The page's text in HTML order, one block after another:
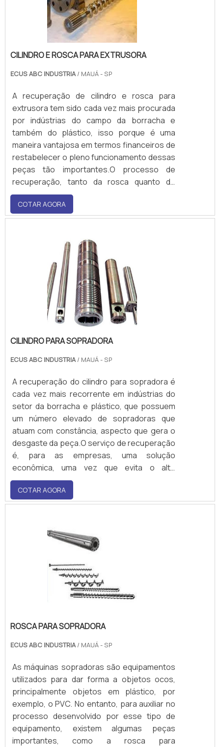
CILINDRO E ROSCA PARA EXTRUSORA
ECUS ABC INDUSTRIA/ MAUÁ - SP
A recuperação de cilindro e rosca para
extrusora tem sido cada vez mais procurada
por indústrias do campo da borracha e
também do plástico, isso porque é uma
maneira vantajosa em termos financeiros de
restabelecer o pleno funcionamento dessas
peças tão importantes.O processo de
recuperação, tanto da rosca quanto do
cilindro, é extremamente seguro, pois é feito
com alto rigor técnico, no qual são analisados
os parâmetros de geometria para que os
para o maquinári.
COTAR AGORA
CILINDRO PARA SOPRADORA
ECUS ABC INDUSTRIA/ MAUÁ - SP
A recuperação do cilindro para sopradora é
cada vez mais recorrente em indústrias do
setor da borracha e plástico, que possuem
um número elevado de sopradoras que
atuam com constância, aspecto que gera o
desgaste da peça.O serviço de recuperação
é, para as empresas, uma solução
econômica, uma vez que evita o alto
investimento em um novo cilindro, resultando
em uma economia substancial, devido à
quantidade de equipamentos.Detalhes deste
tipo de componente é,.
COTAR AGORA
ROSCA PARA SOPRADORA
ECUS ABC INDUSTRIA/ MAUÁ - SP
As máquinas sopradoras são equipamentos
utilizados para dar forma a objetos ocos,
principalmente objetos em plástico, por
exemplo, o PVC. No entanto, para auxiliar no
processo desenvolvido por esse tipo de
equipamento, existem algumas peças
importantes, como a rosca para